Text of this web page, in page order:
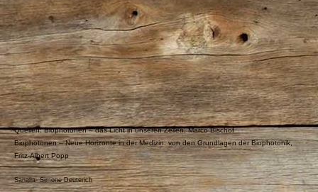
Quellen: Biophotonen – das Licht in unseren Zellen, Marco Bischof
Biophotonen – Neue Horizonte in der Medizin: von den Grundlagen der Biophotonik,
Fritz-Albert Popp
Sanalia- Simone Deuterich